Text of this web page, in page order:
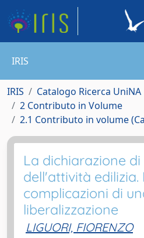
IRIS
IRIS
Catalogo Ricerca UniNA
2 Contributo in Volume
2.1 Contributo in volume
La dichiarazione di
dell'attività edilizia.
complicazioni di
liberalizzazione
LIGUORI, FIORENZO